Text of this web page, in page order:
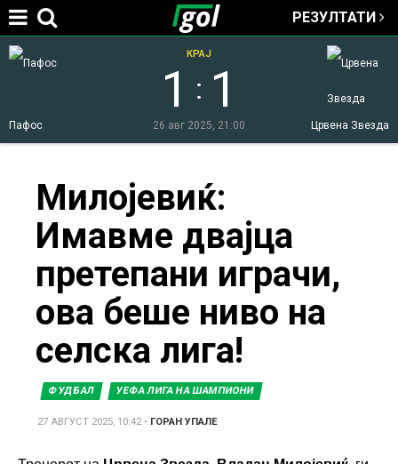
Jump to navigation
РЕЗУЛТАТИ
Пафос Црвена Звезда
1 : 1
КРАЈ
26 авг 2025, 21:00
here
Милојевиќ:
Имавме двајца
претепани играчи,
ова беше ниво на
селска лига!
ФУДБАЛ УЕФА ЛИГА НА ШАМПИОНИ
27 АВГУСТ 2025, 10:42• ГОРАН УПАЛЕ